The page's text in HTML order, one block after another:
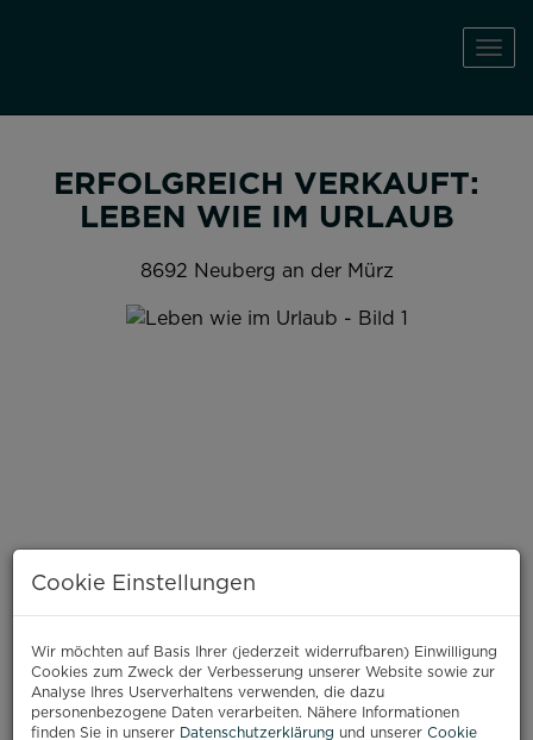
ERFOLGREICH VERKAUFT:
LEBEN WIE IM URLAUB
8692 Neuberg an der Mürz
Cookie Einstellungen
Wir möchten auf Basis Ihrer (jederzeit widerrufbaren) Einwilligung
Cookies zum Zweck der Verbesserung unserer Website sowie zur
Analyse Ihres Userverhaltens verwenden, die dazu
personenbezogene Daten verarbeiten. Nähere Informationen
finden Sie in unserer Datenschutzerklärung und unserer Cookie